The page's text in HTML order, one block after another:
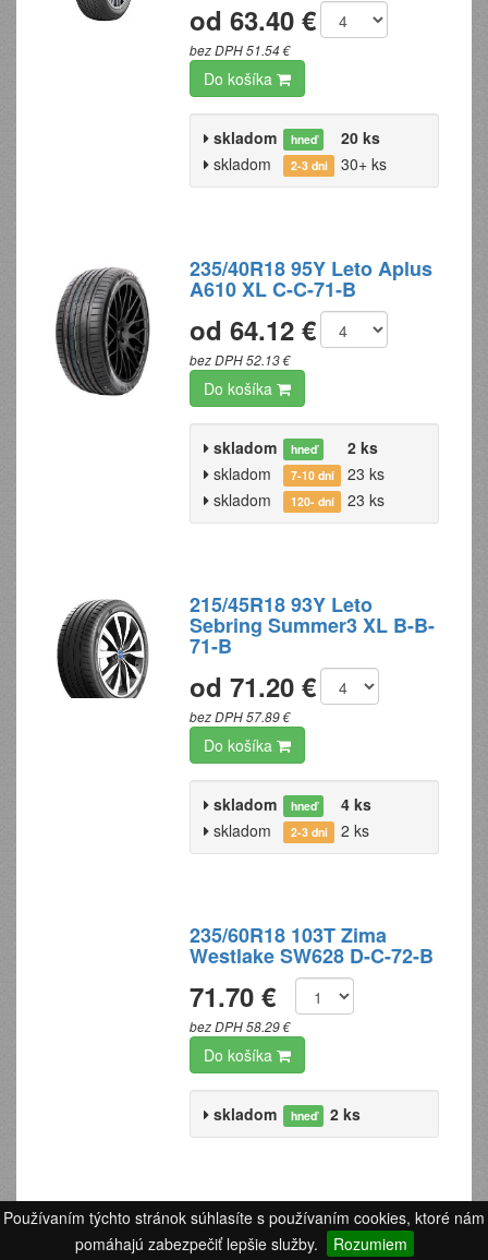
od 63.40 €
bez DPH 51.54 €
Do košíka
skladom hneď
20 ks
skladom
2-3 dni 30+ ks
235/40R18 95Y Leto Aplus
A610 XL C-C-71-B
od 64.12 €
bez DPH 52.13 €
Do košíka
skladom hneď
2 ks
skladom
7-10 dní
23 ks
skladom
120- dní 23 ks
215/45R18 93Y Leto
Sebring Summer3 XL B-B-
71-B
od 71.20 €
bez DPH 57.89 €
Do košíka
skladom hneď
4 ks
skladom
2-3 dni 2 ks
235/60R18 103T Zima
Westlake SW628 D-C-72-B
71.70 €
bez DPH 58.29 €
Do košíka
skladom hneď 2 ks
225/40R18 92Y Leto
Matador Hectorra5 XL FR
Používaním týchto stránok súhlasíte s používaním cookies, ktoré nám
pomáhajú zabezpečiť lepšie služby.
Rozumiem